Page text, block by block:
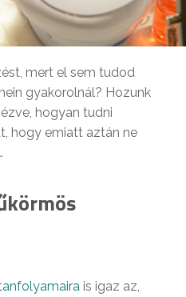
mert el sem tudod
gyakorolnál? Hozunk
hogyan tudni
hogy emiatt aztán ne
is igaz az,